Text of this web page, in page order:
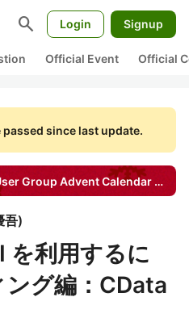
search Login Signup
Official Event Official
since last update.
Group Advent Calendar 2016
吾)
を利用するに
ング編：CData